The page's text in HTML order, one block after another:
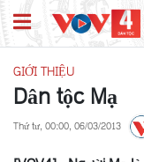
GIỚI THIỆU
Dân tộc Mạ
Thứ tư, 00:00, 06/03/2013